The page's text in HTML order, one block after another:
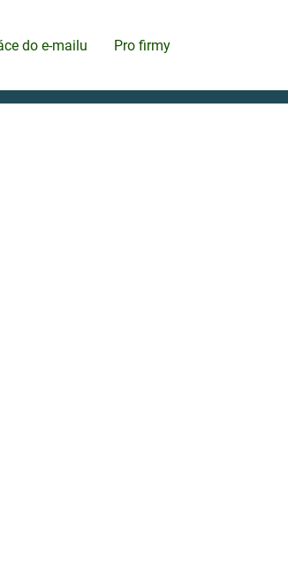
do e-mailu Pro firmy